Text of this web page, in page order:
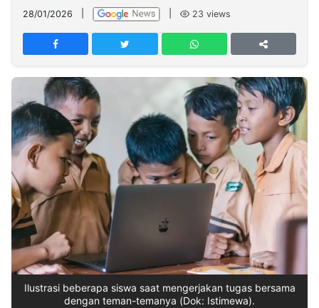
Network
PT
TREETAN
INDONESIA
Partner
Insight
NTB
Suara
Time
Lens
IDN
Daily
Jogja
Jalan
Rakyat
Idealita
News
Kita
Notice
Dinamikapost.com
Radar
Baru
Seedbacklink
Follow
Kabarbaru
28/01/2026 23 views
Ilustrasi beberapa siswa saat mengerjakan tugas bersama
dengan teman-temanya (Dok: Istimewa).